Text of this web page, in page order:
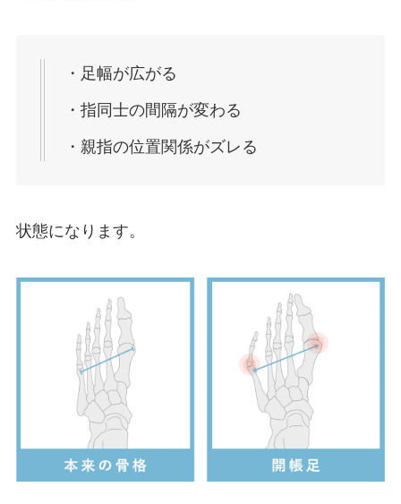
・足幅が広がる
・指同士の間隔が変わる
・親指の位置関係がズレる
状態になります。